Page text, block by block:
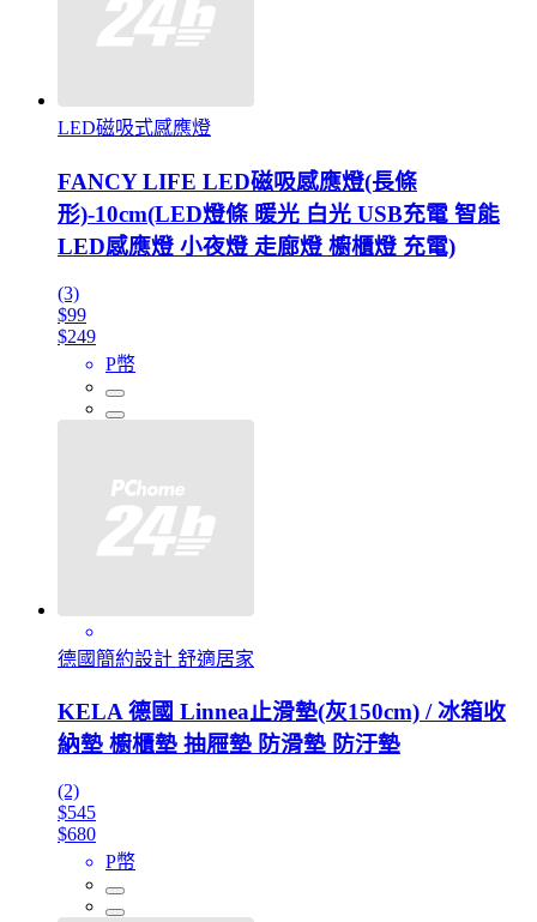
LED磁吸式感應燈
FANCY LIFE LED磁吸感應燈(長條
形)-10cm(LED燈條 暖光 白光 USB充電 智能
LED感應燈 小夜燈 走廊燈 櫥櫃燈 充電)
(3)
$99
$249
P幣
德國簡約設計 舒適居家
KELA 德國 Linnea止滑墊(灰150cm) / 冰箱收
納墊 櫥櫃墊 抽屜墊 防滑墊 防汙墊
(2)
$545
$680
P幣